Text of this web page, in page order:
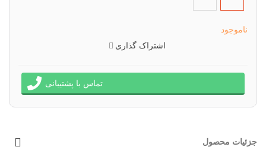
(1)
ناموجود
اشتراک گذاری
تماس با پشتیبانی
جزئیات محصول